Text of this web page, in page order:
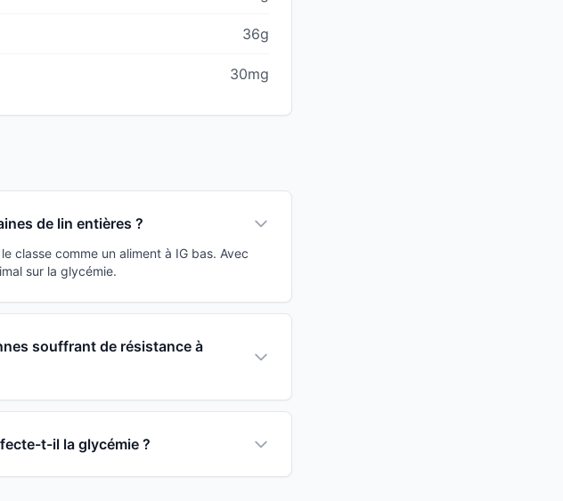
36g
30mg
de lin entières ?
classe comme un aliment à IG bas. Avec
sur la glycémie.
souffrant de résistance à
t-il la glycémie ?